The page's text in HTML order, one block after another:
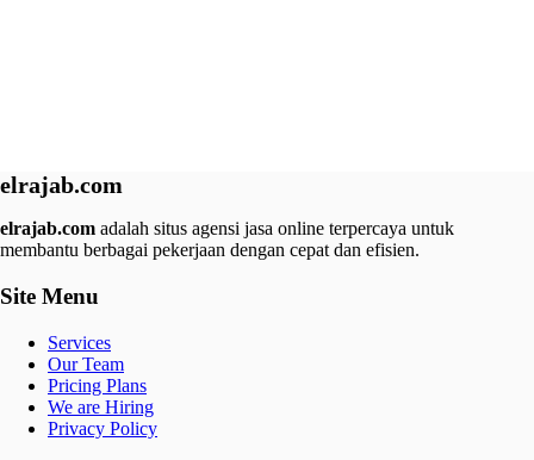
elrajab.com
elrajab.com adalah situs agensi jasa online terpercaya untuk
membantu berbagai pekerjaan dengan cepat dan efisien.
Site Menu
Services
Our Team
Pricing Plans
We are Hiring
Privacy Policy